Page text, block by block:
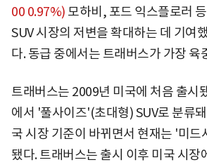
00 0.97%) 모하비, 포드 익스플로러
SUV 시장의 저변을 확대하는 데 기여
다. 동급 중에서는 트래버스가 가장 육
트래버스는 2009년 미국에 처음 출시
에서 '풀사이즈'(초대형) SUV로 분류
국 시장 기준이 바뀌면서 현재는 '미드
됐다. 트래버스는 출시 이후 미국 시장